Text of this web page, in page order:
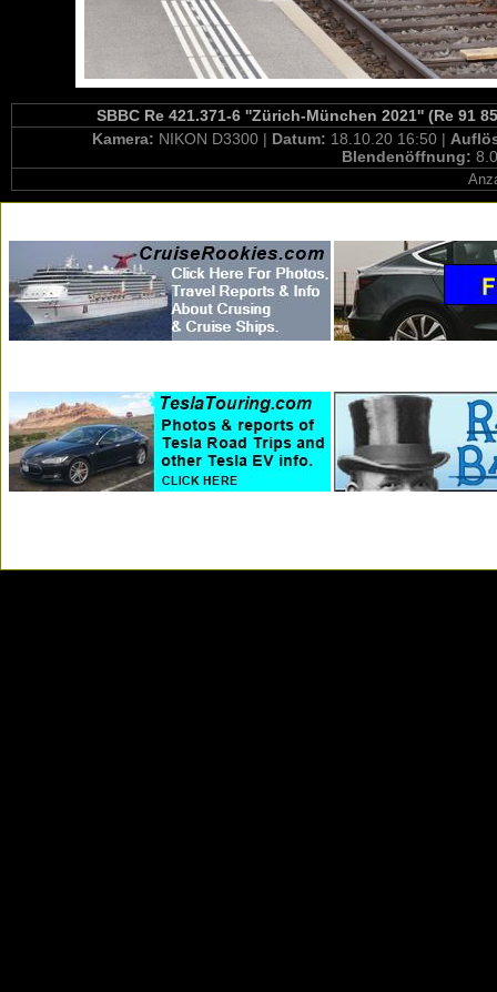
SBBC Re 421.371-6 ''Zürich-München 2021'' (Re 91
Kamera: NIKON D3300 | Datum: 18.10.20 16:50 |
Blendenöffnung: